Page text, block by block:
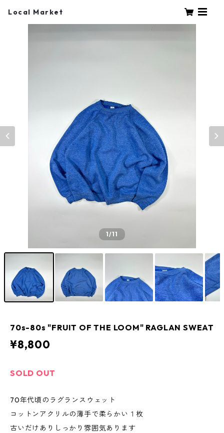
Local Market
1/11
70s-80s "FRUIT OF THE LOOM" RAGLAN SWEAT
¥8,800
SOLD OUT
70年代頃のラグランスウェット
コットンアクリルの薄手で柔らかい１枚
古いだけありしっかり雰囲気あります